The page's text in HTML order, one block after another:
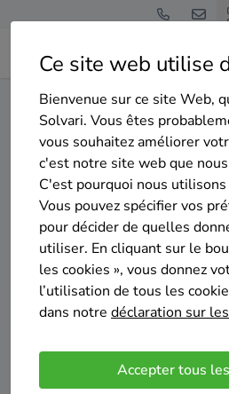
Ce site web utilise
Bienvenue sur ce site Web,
Solvari. Vous êtes
vous souhaitez améliorer
c'est notre site web que
C'est pourquoi nous utilisons
Vous pouvez spécifier vos
pour décider de quelles
utiliser. En cliquant sur le
les cookies », vous donnez
l’utilisation de tous les
dans notre déclaration sur
Accepter tous
Home Isolation des murs creux
Gratuit et sans
Top 20 des entreprises
d'isolation des
Comparer des